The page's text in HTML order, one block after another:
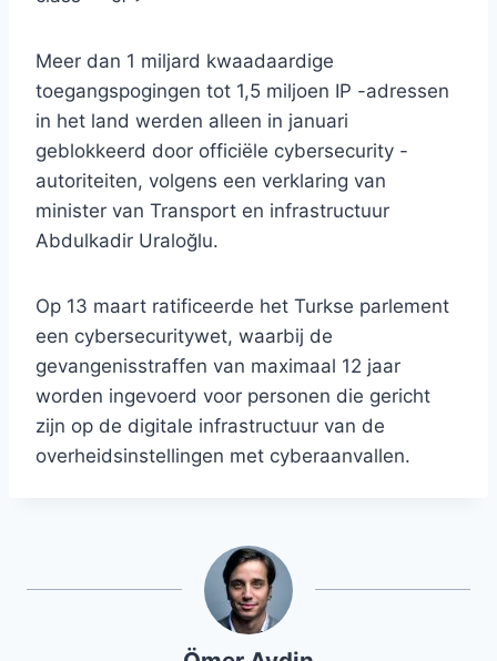
Meer dan 1 miljard kwaadaardige
toegangspogingen tot 1,5 miljoen IP -adressen
in het land werden alleen in januari
geblokkeerd door officiële cybersecurity -
autoriteiten, volgens een verklaring van
minister van Transport en infrastructuur
Abdulkadir Uraloğlu.
Op 13 maart ratificeerde het Turkse parlement
een cybersecuritywet, waarbij de
gevangenisstraffen van maximaal 12 jaar
worden ingevoerd voor personen die gericht
zijn op de digitale infrastructuur van de
overheidsinstellingen met cyberaanvallen.